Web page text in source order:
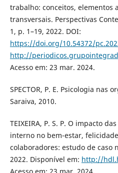
trabalho: conceitos, elementos
transversais. Perspectivas
1, p. 1–19, 2022. DOI:
https://doi.org/10.54372/
http://
Acesso em: 23 mar. 2024.
SPECTOR, P. E. Psicologia nas
Saraiva, 2010.
TEIXEIRA, P. S. P. O impacto
interno no bem-estar,
colaboradores: estudo de caso
2022. Disponível em: http://